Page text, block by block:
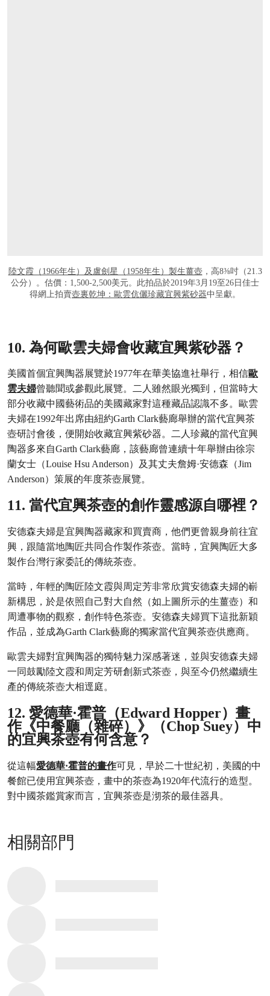
陸文霞（1966年生）及盧劍星（1958年生）製生薑壺，高8⅜吋（21.3
公分）。估價：1,500-2,500美元。此拍品於2019年3月19至26日佳士
得網上拍賣壺裏乾坤：歐雲伉儷珍藏宜興紫砂器中呈獻。
10. 為何歐雲夫婦會收藏宜興紫砂器？
美國首個宜興陶器展覽於1977年在華美協進社舉行，相信歐
雲夫婦曾聽聞或參觀此展覽。二人雖然眼光獨到，但當時大
部分收藏中國藝術品的美國藏家對這種藏品認識不多。歐雲
夫婦在1992年出席由紐約Garth Clark藝廊舉辦的當代宜興茶
壺研討會後，便開始收藏宜興紫砂器。二人珍藏的當代宜興
陶器多來自Garth Clark藝廊，該藝廊曾連續十年舉辦由徐宗
蘭女士（Louise Hsu Anderson）及其丈夫詹姆·安德森（Jim
Anderson）策展的年度茶壺展覽。
11. 當代宜興茶壺的創作靈感源自哪裡？
安德森夫婦是宜興陶器藏家和買賣商，他們更曾親身前往宜
興，跟隨當地陶匠共同合作製作茶壺。當時，宜興陶匠大多
製作台灣行家委託的傳統茶壺。
當時，年輕的陶匠陸文霞與周定芳非常欣賞安德森夫婦的嶄
新構思，於是依照自己對大自然（如上圖所示的生薑壺）和
周遭事物的觀察，創作特色茶壺。安德森夫婦買下這批新穎
作品，並成為Garth Clark藝廊的獨家當代宜興茶壺供應商。
歐雲夫婦對宜興陶器的獨特魅力深感著迷，並與安德森夫婦
一同鼓勵陸文霞和周定芳研創新式茶壺，與至今仍然繼續生
產的傳統茶壺大相逕庭。
12. 愛德華·霍普（Edward Hopper）畫
作《中餐廳（雜碎）》（Chop Suey）中
的宜興茶壺有何含意？
從這幅愛德華·霍普的畫作可見，早於二十世紀初，美國的中
餐館已使用宜興茶壺，畫中的茶壺為1920年代流行的造型。
對中國茶鑑賞家而言，宜興茶壺是沏茶的最佳器具。
相關部門